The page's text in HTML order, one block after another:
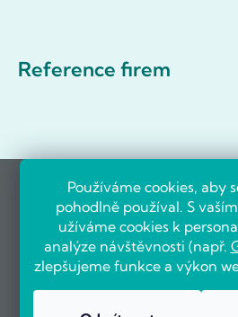
Používáme cookies, aby
pohodlně používal. S
užíváme cookies k
analýze návštěvnosti (např.
zlepšujeme funkce a výkon
Reference firem